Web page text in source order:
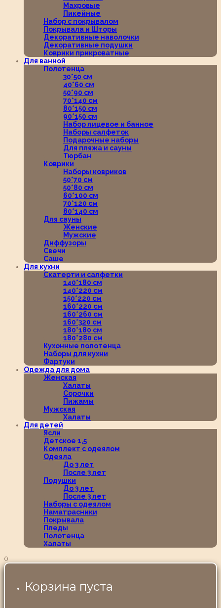
Махровые
Пикейные
Набор с покрывалом
Покрывала и Шторы
Декоративные наволочки
Декоративные подушки
Коврики прикроватные
Для ванной
Полотенца
30*50 см
40*60 см
50*90 см
70*140 см
80*150 см
90*150 см
Набор лицевое и банное
Наборы салфеток
Подарочные наборы
Для пляжа и сауны
Тюрбан
Коврики
Наборы ковриков
50*70 см
50*80 см
60*100 см
70*120 см
80*140 см
Для сауны
Женские
Мужские
Диффузоры
Свечи
Саше
Для кухни
Скатерти и салфетки
140*180 см
140*220 см
150*220 см
160*220 см
160*260 см
160*320 см
180*180 см
180*280 см
Кухонные полотенца
Наборы для кухни
Фартуки
Одежда для дома
Женская
Халаты
Сорочки
Пижамы
Мужская
Халаты
Для детей
Ясли
Детское 1,5
Комплект с одеялом
Одеяла
До 3 лет
После 3 лет
Подушки
До 3 лет
После 3 лет
Наборы с одеялом
Наматрасники
Покрывала
Пледы
Полотенца
Халаты
0
Корзина пуста